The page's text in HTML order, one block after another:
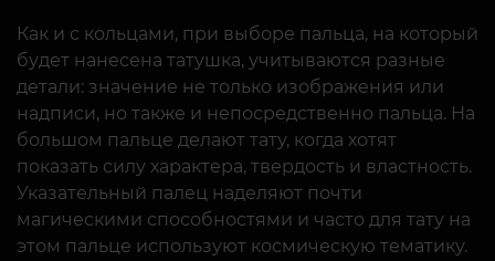
Как и с кольцами, при выборе пальца, на который
будет нанесена татушка, учитываются разные
детали: значение не только изображения или
надписи, но также и непосредственно пальца. На
большом пальце делают тату, когда хотят
показать силу характера, твердость и властность.
Указательный палец наделяют почти
магическими способностями и часто для тату на
этом пальце используют космическую тематику.